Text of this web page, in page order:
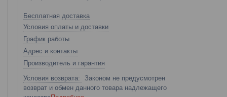
Бесплатная доставка
Условия оплаты и доставки
График работы
Адрес и контакты
Производитель и гарантия
Законом не предусмотрен
возврат и обмен данного товара надлежащего